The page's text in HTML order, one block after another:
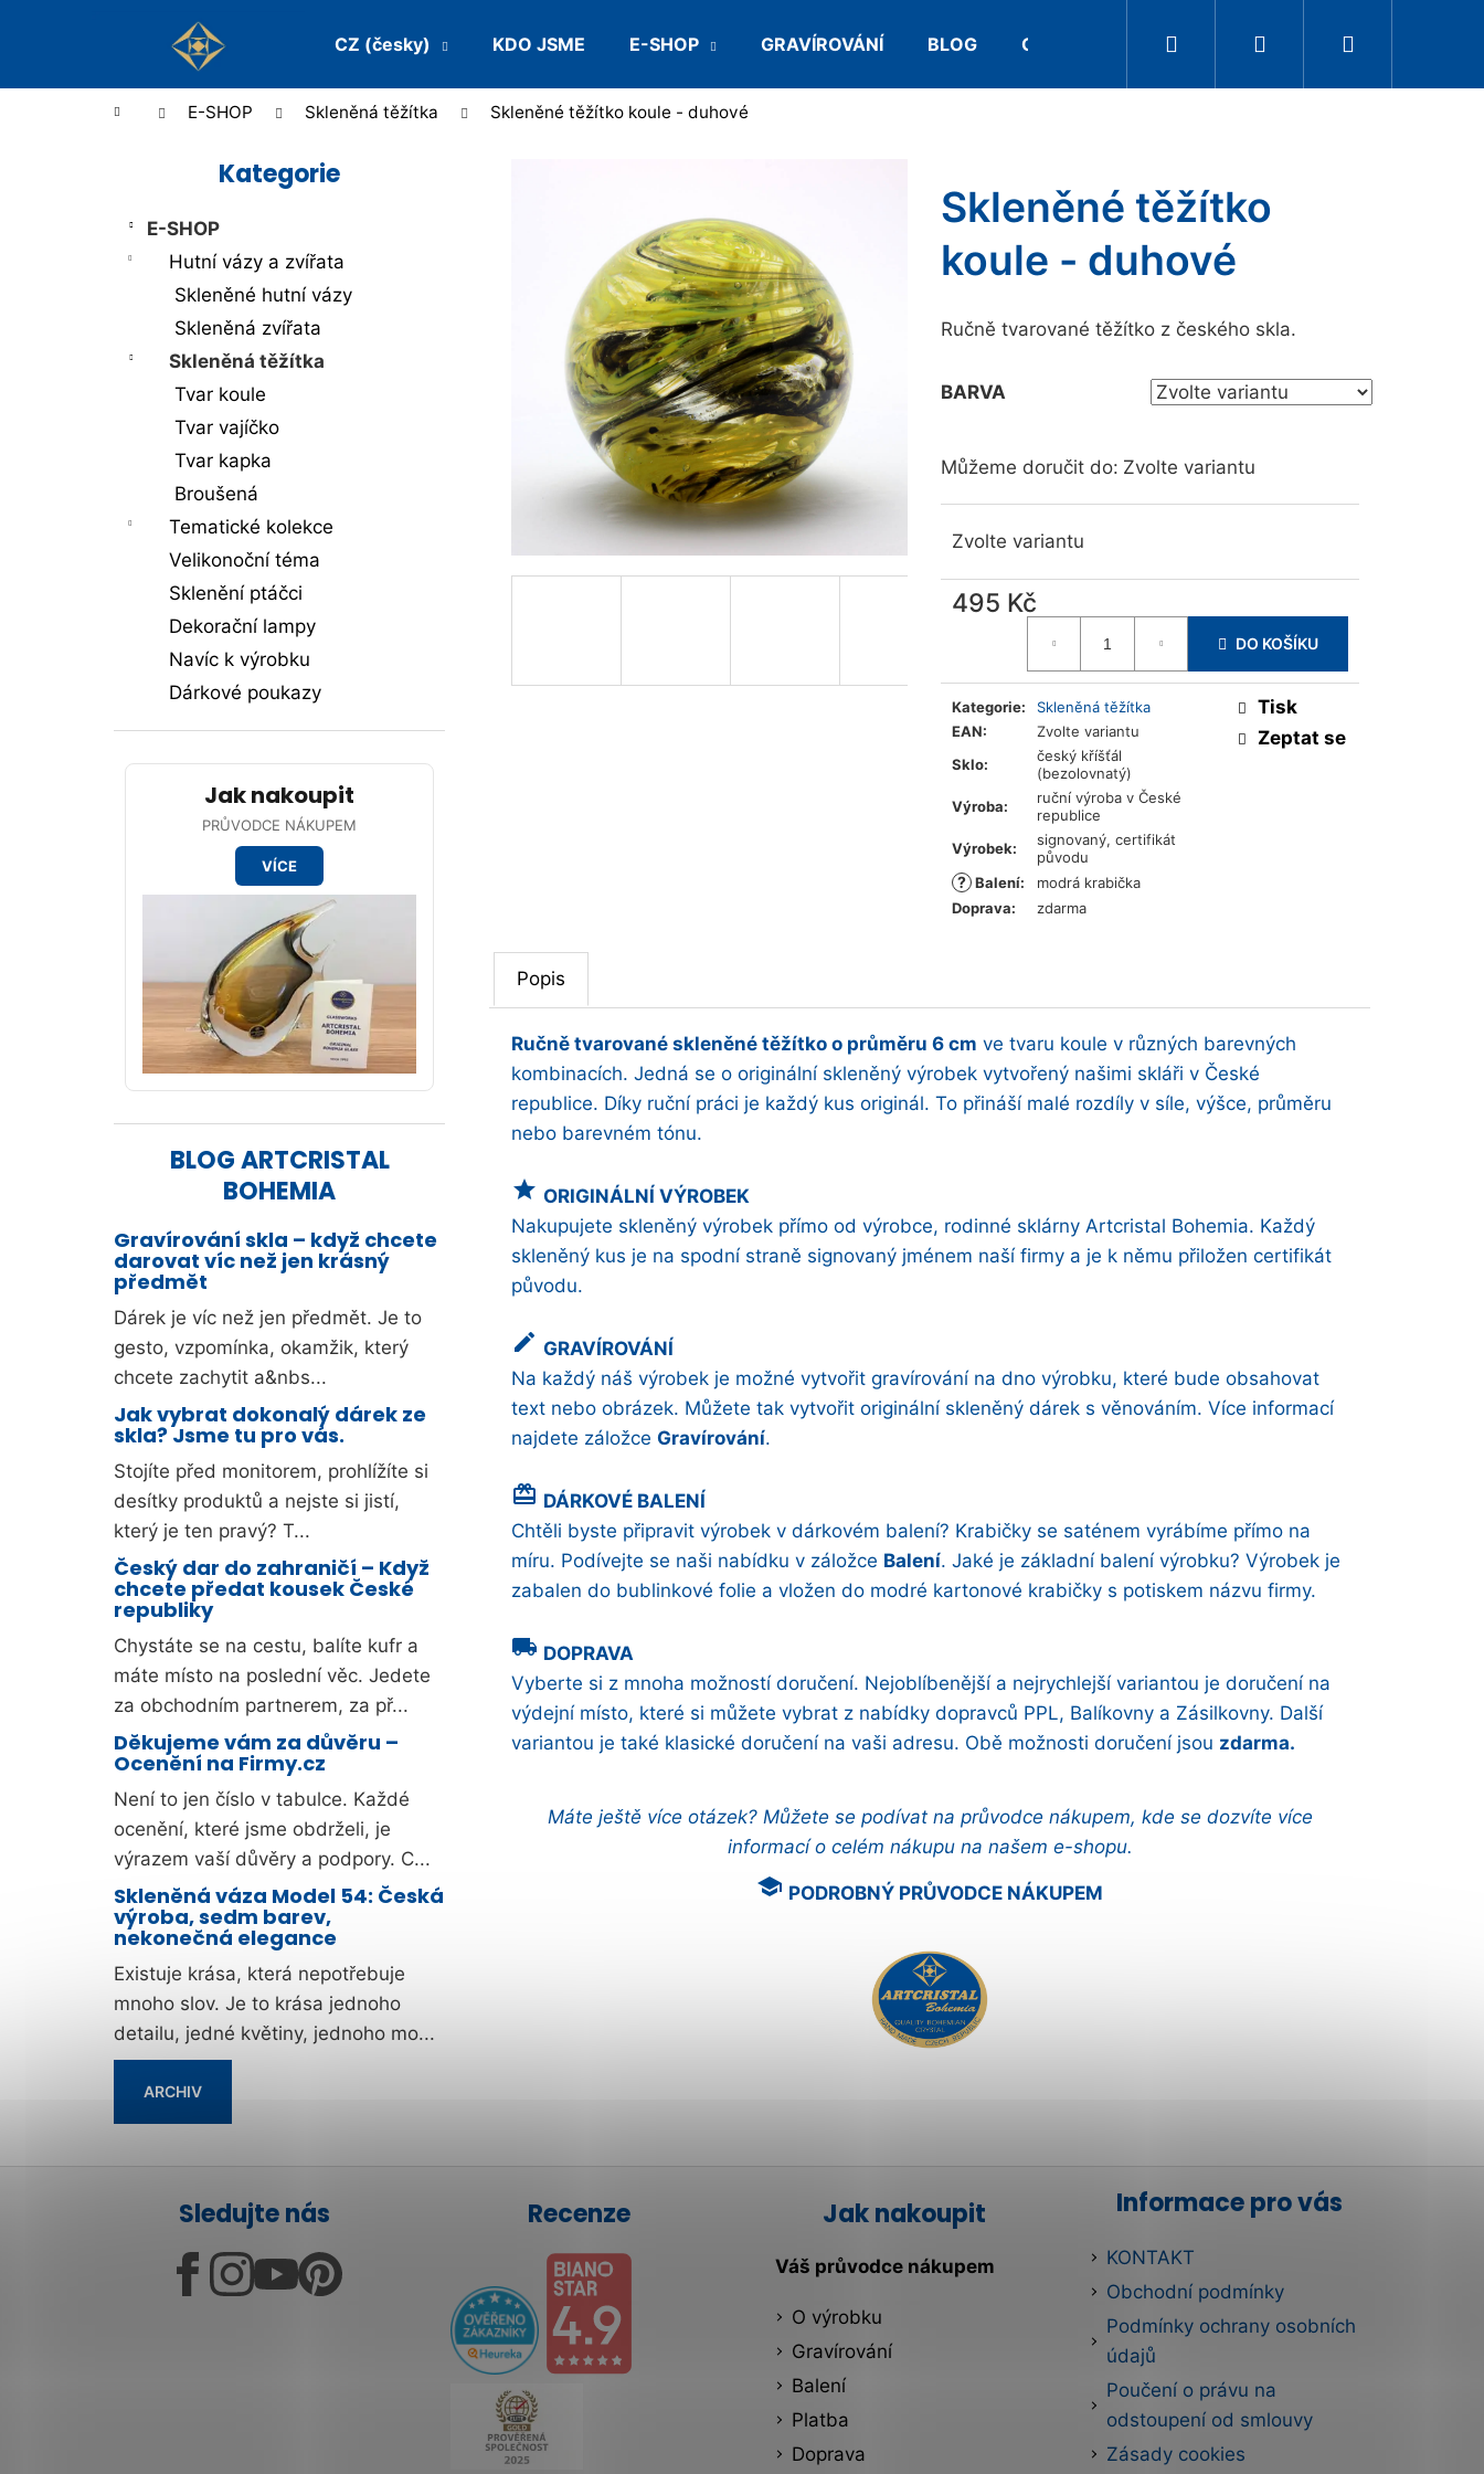
CZ (česky) KDO JSME E-SHOP GRAVÍROVÁNÍ BLOG OBCHODY O NÁKUPU KONTAKT
Hledat PřihlášeníNákupní
Domů E-SHOP Skleněná těžítka Skleněné těžítko koule - duhové
Kategorie
E-SHOP
Hutní vázy a zvířata
Skleněné hutní vázy
Skleněná zvířata
Skleněná těžítka
Tvar koule
Tvar vajíčko
Tvar kapka
Broušená
Tematické kolekce
Velikonoční téma
Sklenění ptáčci
Dekorační lampy
Navíc k výrobku
Dárkové poukazy
Jak nakoupit
PRŮVODCE NÁKUPEM
VÍCE
BLOG ARTCRISTAL
BOHEMIA
Gravírování skla – když chcete
darovat víc než jen krásný
předmět
Dárek je víc než jen předmět. Je to
gesto, vzpomínka, okamžik, který
chcete zachytit a&nbs...
Jak vybrat dokonalý dárek ze
skla? Jsme tu pro vás.
Stojíte před monitorem, prohlížíte si
desítky produktů a nejste si jistí,
který je ten pravý? T...
Český dar do zahraničí – Když
chcete předat kousek České
republiky
Chystáte se na cestu, balíte kufr a
máte místo na poslední věc. Jedete
za obchodním partnerem, za př...
Děkujeme vám za důvěru –
Ocenění na Firmy.cz
Není to jen číslo v tabulce. Každé
ocenění, které jsme obdrželi, je
výrazem vaší důvěry a podpory. C...
Skleněná váza Model 54: Česká
výroba, sedm barev,
nekonečná elegance
Existuje krása, která nepotřebuje
mnoho slov. Je to krása jednoho
detailu, jedné květiny, jednoho mo...
ARCHIV
Skleněné těžítko
koule - duhové
Ručně tvarované těžítko z českého skla.
BARVA
Můžeme doručit do: Zvolte variantu
Zvolte variantu
495 Kč
DO KOŠÍKU
Kategorie:
Skleněná těžítka
EAN:
Zvolte variantu
Sklo:
český kříšťál
(bezolovnatý)
Výroba:
ruční výroba v České
republice
Výrobek:
signovaný, certifikát
původu
? Balení:
modrá krabička
Doprava: zdarma
Tisk
Zeptat se
Popis
Ručně tvarované skleněné těžítko o průměru 6 cm ve tvaru koule v různých barevných
kombinacích. Jedná se o originální skleněný výrobek vytvořený našimi skláři v České
republice. Díky ruční práci je každý kus originál. To přináší malé rozdíly v síle, výšce, průměru
nebo barevném tónu.
grade ORIGINÁLNÍ VÝROBEK
Nakupujete skleněný výrobek přímo od výrobce, rodinné sklárny Artcristal Bohemia. Každý
skleněný kus je na spodní straně signovaný jménem naší firmy a je k němu přiložen certifikát
původu.
create GRAVÍROVÁNÍ
Na každý náš výrobek je možné vytvořit gravírování na dno výrobku, které bude obsahovat
text nebo obrázek. Můžete tak vytvořit originální skleněný dárek s věnováním. Více informací
najdete záložce Gravírování.
card_giftcard DÁRKOVÉ BALENÍ
Chtěli byste připravit výrobek v dárkovém balení? Krabičky se saténem vyrábíme přímo na
míru. Podívejte se naši nabídku v záložce Balení. Jaké je základní balení výrobku? Výrobek je
zabalen do bublinkové folie a vložen do modré kartonové krabičky s potiskem názvu firmy.
local_shipping DOPRAVA
Vyberte si z mnoha možností doručení. Nejoblíbenější a nejrychlejší variantou je doručení na
výdejní místo, které si můžete vybrat z nabídky dopravců PPL, Balíkovny a Zásilkovny. Další
variantou je také klasické doručení na vaši adresu. Obě možnosti doručení jsou zdarma.
Máte ještě více otázek? Můžete se podívat na průvodce nákupem, kde se dozvíte více
informací o celém nákupu na našem e-shopu.
school PODROBNÝ PRŮVODCE NÁKUPEM
š
do
do
Co potřebujete najít?
Doporučujeme
Sledujte nás Recenze Jak nakoupit
Váš průvodce nákupem
O výrobku
Gravírování
Balení
Platba
Doprava
Informace pro vás
KONTAKT
Obchodní podmínky
Podmínky ochrany osobních
údajů
Poučení o právu na
odstoupení od smlouvy
Zásady cookies